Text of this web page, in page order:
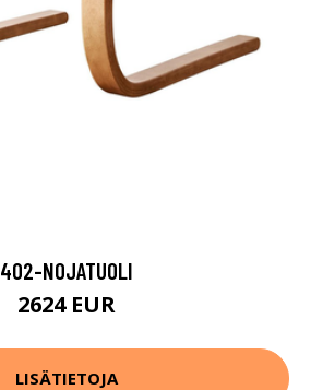
402-NOJATUOLI
2624 EUR
LISÄTIETOJA